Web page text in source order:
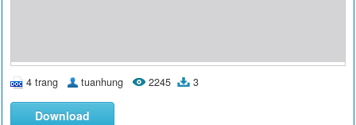
4 trang tuanhung 2245 3
Download